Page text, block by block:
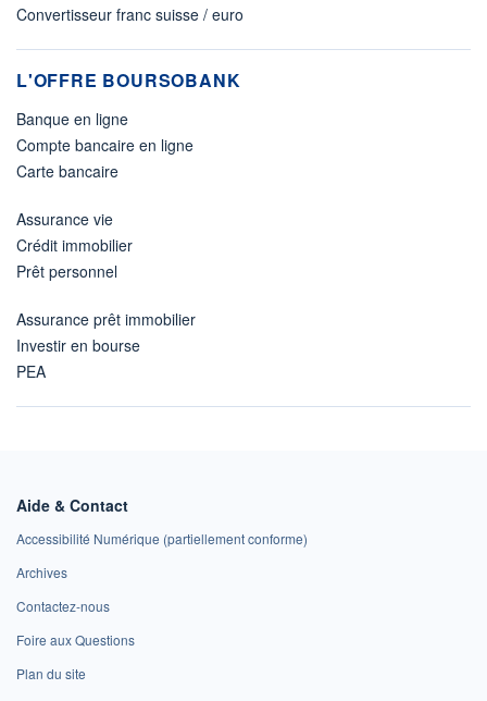
Convertisseur franc suisse / euro
L'OFFRE BOURSOBANK
Banque en ligne
Compte bancaire en ligne
Carte bancaire
Assurance vie
Crédit immobilier
Prêt personnel
Assurance prêt immobilier
Investir en bourse
PEA
Aide & Contact
Accessibilité Numérique (partiellement conforme)
Archives
Contactez-nous
Foire aux Questions
Plan du site